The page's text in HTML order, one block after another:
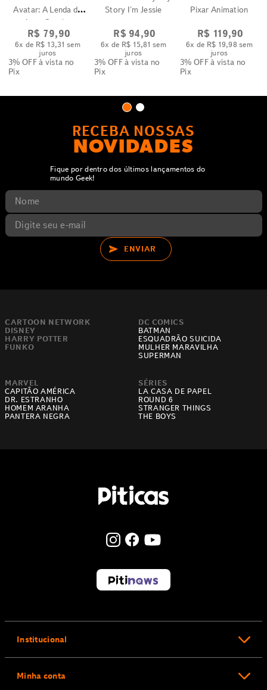
Avatar: A Lenda de
Aang Gravity
R$ 79,90
6x de R$ 13,31 sem
juros
3% OFFà vista no
Pix
Story I'm Jessie
R$ 94,90
6x de R$ 15,81 sem
juros
3% OFFà vista no
Pix
Pixar Animation
R$ 119,90
6x de R$ 19,98 sem
juros
3% OFFà vista no
Pix
RECEBA NOSSAS
NOVIDADES
Fique por dentro dos últimos lançamentos do
mundo Geek!
ENVIAR
CARTOON NETWORK
DISNEY
HARRY POTTER
FUNKO
DC COMICS
BATMAN
ESQUADRÃO SUICIDA
MULHER MARAVILHA
SUPERMAN
MARVEL
CAPITÃO AMÉRICA
DR. ESTRANHO
HOMEM ARANHA
PANTERA NEGRA
SÉRIES
LA CASA DE PAPEL
ROUND 6
STRANGER THINGS
THE BOYS
Institucional
Minha conta